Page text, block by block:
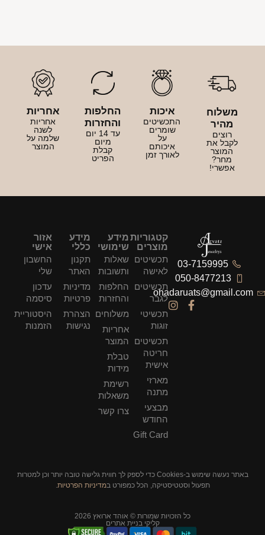
משלוח
מהיר
רוצים
לקבל את
המוצר
מחר?
אפשרי!
איכות
התכשיטים
שומרים
על
איכותם
לאורך זמן
החלפות
והחזרות
עד 14 יום
מיום
קבלת
הפריט
אחריות
אחריות
לשנה
שלמה על
המוצר
03-7159995
050-8477213
ohadaruats@gmail.com
קטגוריות
מוצרים
תכשיטים
לאישה
תכשיטים
לגבר
תכשיטי
זוגות
תכשיטים
חריטה
אישית
מארזי
מתנה
מבצעי
החודש
Gift Card
מידע
שימושי
שאלות
ותשובות
החלפות
והחזרות
משלוחים
אחריות
המוצר
טבלת
מידות
רשימת
משאלות
צרו קשר
מידע
כללי
תקנון
האתר
מדיניות
פרטיות
הצהרת
נגישות
אזור
אישי
החשבון
שלי
עדכון
סיסמה
היסטוריית
הזמנות
באתר נעשה שימוש ב-Cookies כדי לספק לך חווית גלישה טובה יותר וכן למטרות
תפעול וסטטיסטיקה, הכל כמפורט במדיניות הפרטיות.
כל הזכויות שמורות © אוהד ארואץ 2026
קליקי בניית אתרים